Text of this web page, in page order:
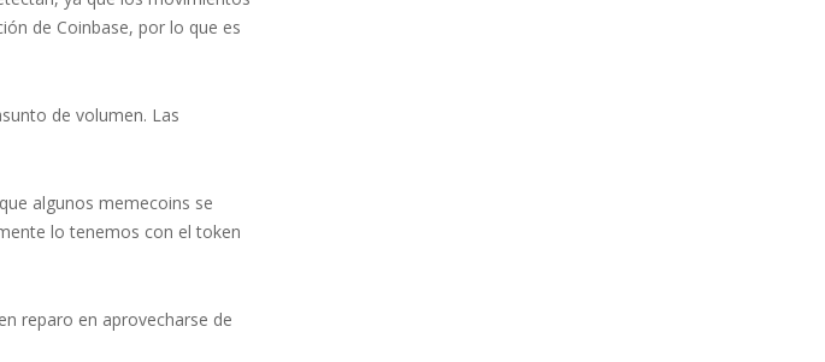
de Coinbase, por lo que es
de volumen. Las
algunos memecoins se
lo tenemos con el token
reparo en aprovecharse de